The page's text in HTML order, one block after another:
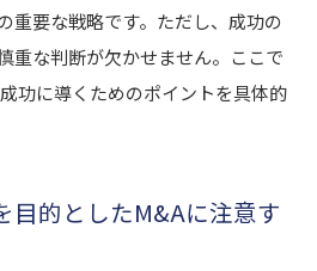
重要な戦略です。ただし、成功の
重な判断が欠かせません。ここで
功に導くためのポイントを具体的
目的としたM&Aに注意す